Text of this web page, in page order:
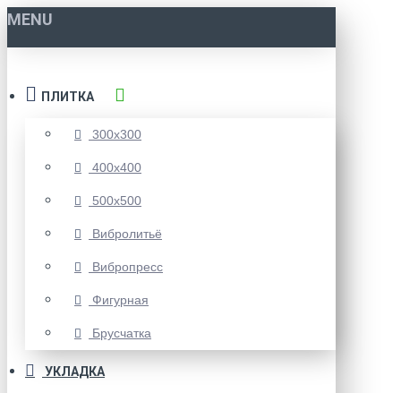
MENU
ПЛИТКА
300x300
400x400
500x500
Вибролитьё
Вибропресс
Фигурная
Брусчатка
УКЛАДКА